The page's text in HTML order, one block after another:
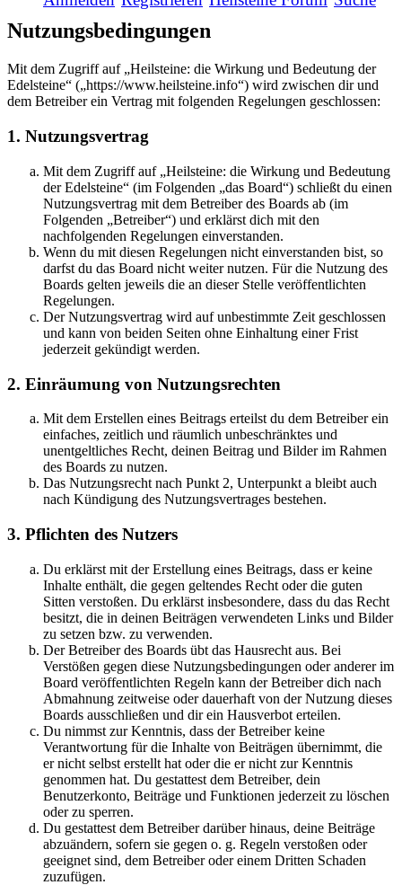
Nutzungsbedingungen
Mit dem Zugriff auf „Heilsteine: die Wirkung und Bedeutung der
Edelsteine“ („https://www.heilsteine.info“) wird zwischen dir und
dem Betreiber ein Vertrag mit folgenden Regelungen geschlossen:
1. Nutzungsvertrag
Mit dem Zugriff auf „Heilsteine: die Wirkung und Bedeutung
der Edelsteine“ (im Folgenden „das Board“) schließt du einen
Nutzungsvertrag mit dem Betreiber des Boards ab (im
Folgenden „Betreiber“) und erklärst dich mit den
nachfolgenden Regelungen einverstanden.
Wenn du mit diesen Regelungen nicht einverstanden bist, so
darfst du das Board nicht weiter nutzen. Für die Nutzung des
Boards gelten jeweils die an dieser Stelle veröffentlichten
Regelungen.
Der Nutzungsvertrag wird auf unbestimmte Zeit geschlossen
und kann von beiden Seiten ohne Einhaltung einer Frist
jederzeit gekündigt werden.
2. Einräumung von Nutzungsrechten
Mit dem Erstellen eines Beitrags erteilst du dem Betreiber ein
einfaches, zeitlich und räumlich unbeschränktes und
unentgeltliches Recht, deinen Beitrag und Bilder im Rahmen
des Boards zu nutzen.
Das Nutzungsrecht nach Punkt 2, Unterpunkt a bleibt auch
nach Kündigung des Nutzungsvertrages bestehen.
3. Pflichten des Nutzers
Du erklärst mit der Erstellung eines Beitrags, dass er keine
Inhalte enthält, die gegen geltendes Recht oder die guten
Sitten verstoßen. Du erklärst insbesondere, dass du das Recht
besitzt, die in deinen Beiträgen verwendeten Links und Bilder
zu setzen bzw. zu verwenden.
Der Betreiber des Boards übt das Hausrecht aus. Bei
Verstößen gegen diese Nutzungsbedingungen oder anderer im
Board veröffentlichten Regeln kann der Betreiber dich nach
Abmahnung zeitweise oder dauerhaft von der Nutzung dieses
Boards ausschließen und dir ein Hausverbot erteilen.
Du nimmst zur Kenntnis, dass der Betreiber keine
Verantwortung für die Inhalte von Beiträgen übernimmt, die
er nicht selbst erstellt hat oder die er nicht zur Kenntnis
genommen hat. Du gestattest dem Betreiber, dein
Benutzerkonto, Beiträge und Funktionen jederzeit zu löschen
oder zu sperren.
Du gestattest dem Betreiber darüber hinaus, deine Beiträge
abzuändern, sofern sie gegen o. g. Regeln verstoßen oder
geeignet sind, dem Betreiber oder einem Dritten Schaden
zuzufügen.